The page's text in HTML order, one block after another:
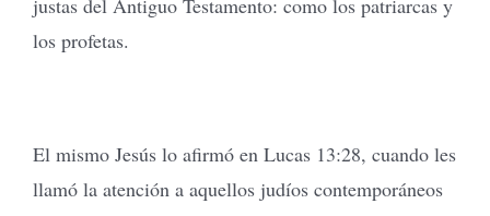
los profetas.
El mismo Jesús lo afirmó en Lucas 13:28, cuando les
llamó la atención a aquellos judíos contemporáneos